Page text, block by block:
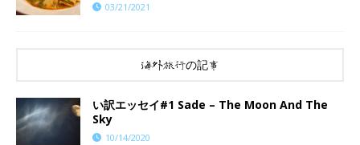
03/21/2021
海外旅行の記事
い訳エッセイ#1 Sade – The Moon And The
Sky
10/14/2020